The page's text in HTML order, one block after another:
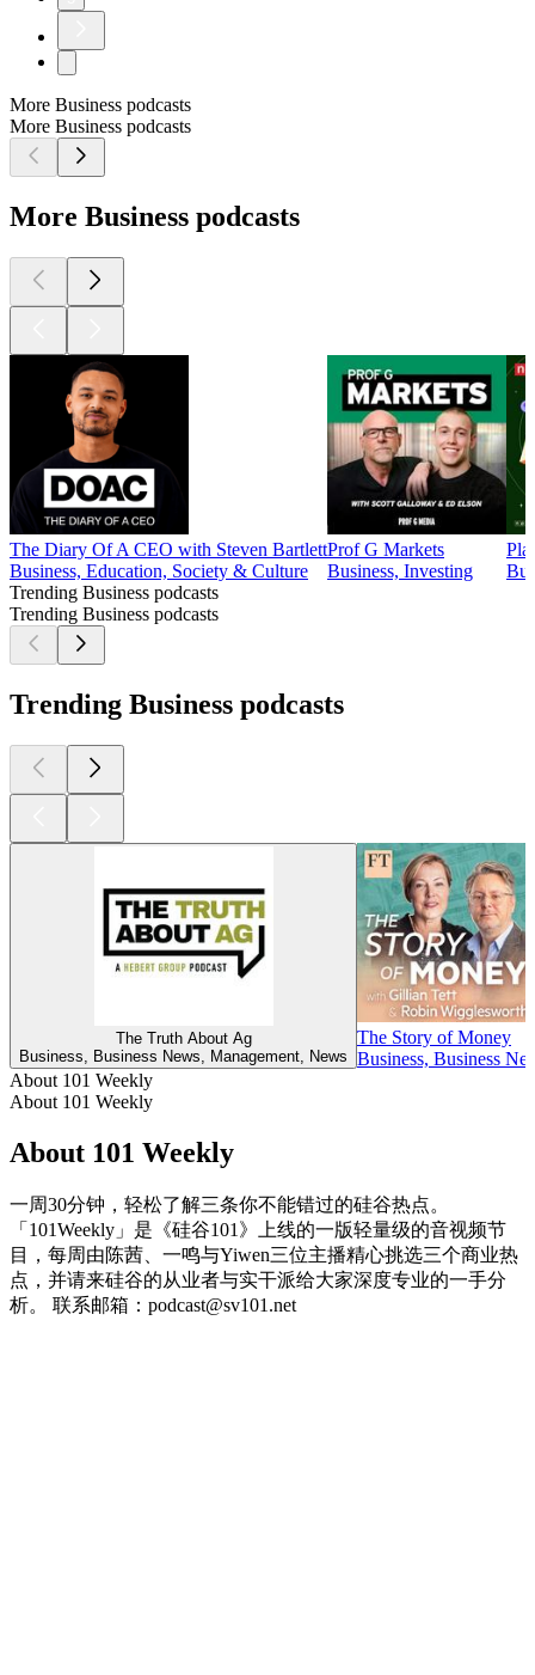
More Business podcasts
More Business podcasts
More Business podcasts
The Diary Of A CEO with Steven Bartlett
Business, Education, Society & Culture
Prof G Markets
Business, Investing
Trending Business podcasts
Trending Business podcasts
Trending Business podcasts
The Truth About Ag
Business, Business News, Management, News
The Story of Money
Business, Business
About 101 Weekly
About 101 Weekly
About 101 Weekly
一周30分钟，轻松了解三条你不能错过的硅谷热点。
「101Weekly」是《硅谷101》上线的一版轻量级的音视频节
目，每周由陈茜、一鸣与Yiwen三位主播精心挑选三个商业热
点，并请来硅谷的从业者与实干派给大家深度专业的一手分
析。 联系邮箱：podcast@sv101.net